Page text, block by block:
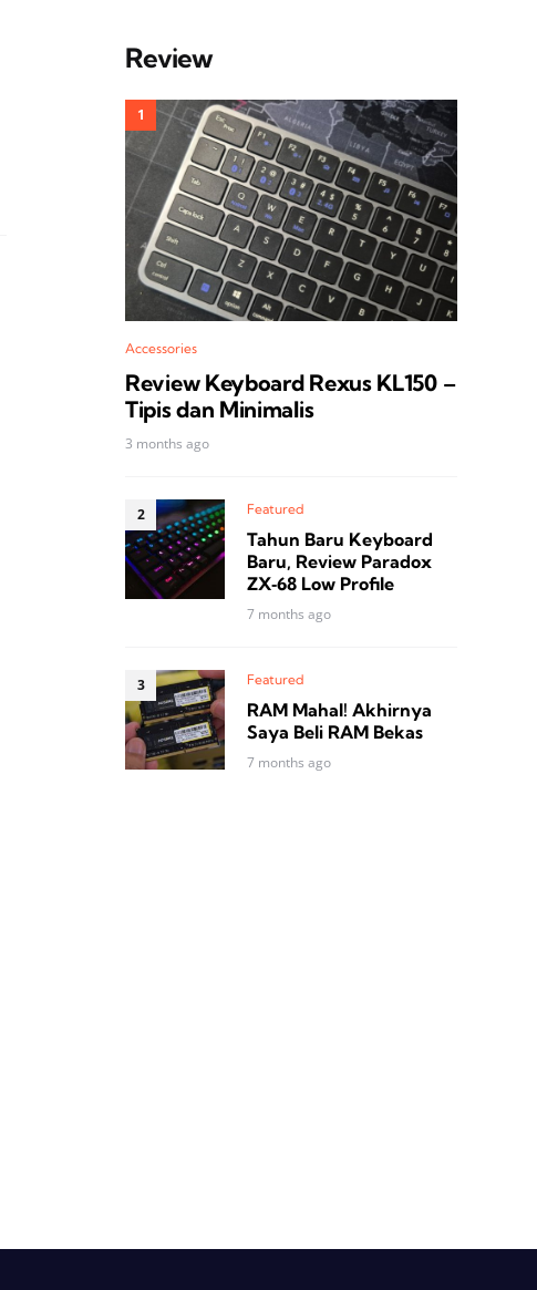
Review
Accessories
Review Keyboard Rexus KL150 –
Tipis dan Minimalis
3 months ago
Featured
Tahun Baru Keyboard
Baru, Review Paradox
ZX‑68 Low Profile
7 months ago
Featured
RAM Mahal! Akhirnya
Saya Beli RAM Bekas
7 months ago